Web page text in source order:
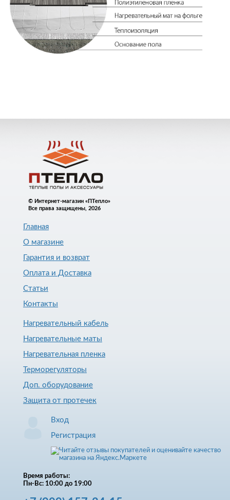
© Интернет-магазин «ПТепло»
Все права защищены, 2026
Главная
О магазине
Гарантия и возврат
Оплата и Доставка
Статьи
Контакты
Нагревательный кабель
Нагревательные маты
Нагревательная пленка
Терморегуляторы
Доп. оборудование
Защита от протечек
Вход
Регистрация
Время работы:
Пн-Вс: 10:00 до 19:00